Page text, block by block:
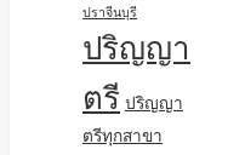
ปราจีนบุรี
ปริญญา
ตรี ปริญญา
ตรีทุกสาขา